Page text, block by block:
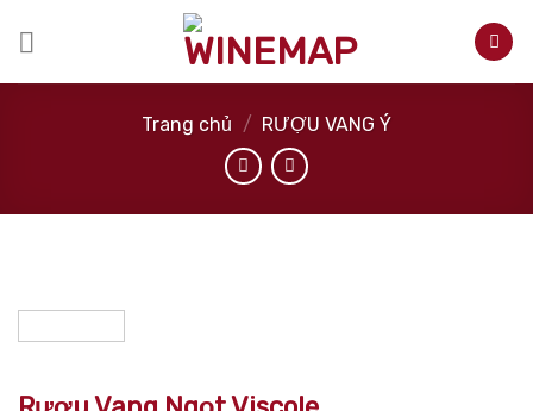
Trang chủ / RƯỢU VANG Ý